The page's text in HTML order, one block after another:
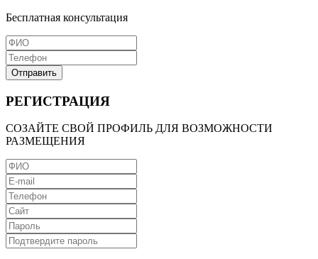
Бесплатная консультация
Отправить
РЕГИСТРАЦИЯ
СОЗАЙТЕ СВОЙ ПРОФИЛЬ ДЛЯ ВОЗМОЖНОСТИ
РАЗМЕЩЕНИЯ